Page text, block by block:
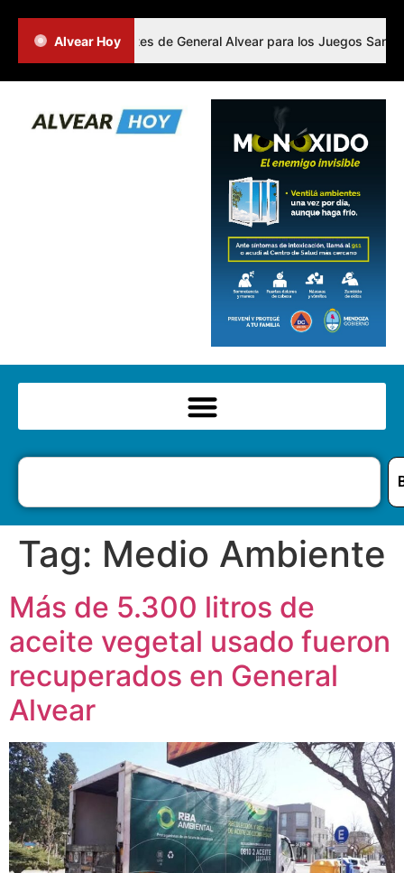
Alvear Hoy
a los representantes de General Alvear para los Juegos
Tag: Medio Ambiente
Más de 5.300 litros de
aceite vegetal usado fueron
recuperados en General
Alvear